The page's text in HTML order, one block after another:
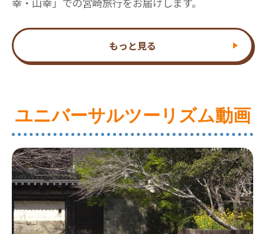
もっと見る
ユニバーサルツーリズム動画